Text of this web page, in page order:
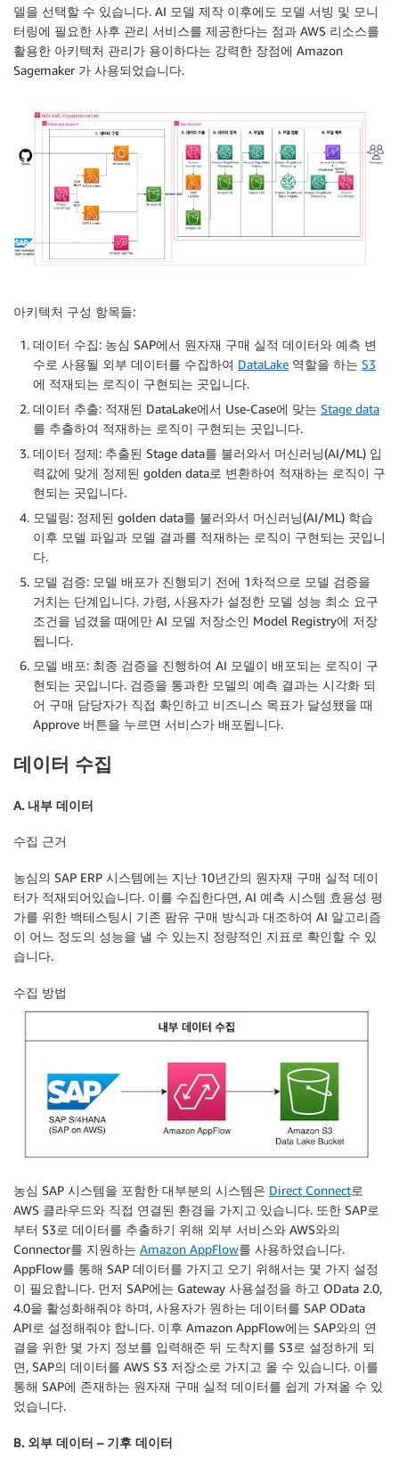
델을 선택할 수 있습니다. AI 모델 제작 이후에도 모델 서빙 및 모니
터링에 필요한 사후 관리 서비스를 제공한다는 점과 AWS 리소스를
활용한 아키텍처 관리가 용이하다는 강력한 장점에 Amazon
Sagemaker 가 사용되었습니다.
아키텍처 구성 항목들:
데이터 수집: 농심 SAP에서 원자재 구매 실적 데이터와 예측 변
수로 사용될 외부 데이터를 수집하여 DataLake 역할을 하는 S3
에 적재되는 로직이 구현되는 곳입니다.
데이터 추출: 적재된 DataLake에서 Use-Case에 맞는 Stage data
를 추출하여 적재하는 로직이 구현되는 곳입니다.
데이터 정제: 추출된 Stage data를 불러와서 머신러닝(AI/ML) 입
력값에 맞게 정제된 golden data로 변환하여 적재하는 로직이 구
현되는 곳입니다.
모델링: 정제된 golden data를 불러와서 머신러닝(AI/ML) 학습
이후 모델 파일과 모델 결과를 적재하는 로직이 구현되는 곳입니
다.
모델 검증: 모델 배포가 진행되기 전에 1차적으로 모델 검증을
거치는 단계입니다. 가령, 사용자가 설정한 모델 성능 최소 요구
조건을 넘겼을 때에만 AI 모델 저장소인 Model Registry에 저장
됩니다.
모델 배포: 최종 검증을 진행하여 AI 모델이 배포되는 로직이 구
현되는 곳입니다. 검증을 통과한 모델의 예측 결과는 시각화 되
어 구매 담당자가 직접 확인하고 비즈니스 목표가 달성됐을 때
Approve 버튼을 누르면 서비스가 배포됩니다.
데이터 수집
A. 내부 데이터
수집 근거
농심의 SAP ERP 시스템에는 지난 10년간의 원자재 구매 실적 데이
터가 적재되어있습니다. 이를 수집한다면, AI 예측 시스템 효용성 평
가를 위한 백테스팅시 기존 팜유 구매 방식과 대조하여 AI 알고리즘
이 어느 정도의 성능을 낼 수 있는지 정량적인 지표로 확인할 수 있
습니다.
수집 방법
농심 SAP 시스템을 포함한 대부분의 시스템은 Direct Connect로
AWS 클라우드와 직접 연결된 환경을 가지고 있습니다. 또한 SAP로
부터 S3로 데이터를 추출하기 위해 외부 서비스와 AWS와의
Connector를 지원하는 Amazon AppFlow를 사용하였습니다.
AppFlow를 통해 SAP 데이터를 가지고 오기 위해서는 몇 가지 설정
이 필요합니다. 먼저 SAP에는 Gateway 사용설정을 하고 OData 2.0,
4.0을 활성화해줘야 하며, 사용자가 원하는 데이터를 SAP OData
API로 설정해줘야 합니다. 이후 Amazon AppFlow에는 SAP와의 연
결을 위한 몇 가지 정보를 입력해준 뒤 도착지를 S3로 설정하게 되
면, SAP의 데이터를 AWS S3 저장소로 가지고 올 수 있습니다. 이를
통해 SAP에 존재하는 원자재 구매 실적 데이터를 쉽게 가져올 수 있
었습니다.
B. 외부 데이터 – 기후 데이터